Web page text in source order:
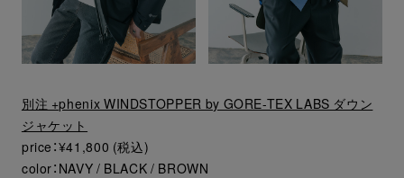
別注 +phenix WINDSTOPPER by GORE-TEX LABS ダウン
ジャケット
price：¥41,800 (税込)
color：NAVY / BLACK / BROWN